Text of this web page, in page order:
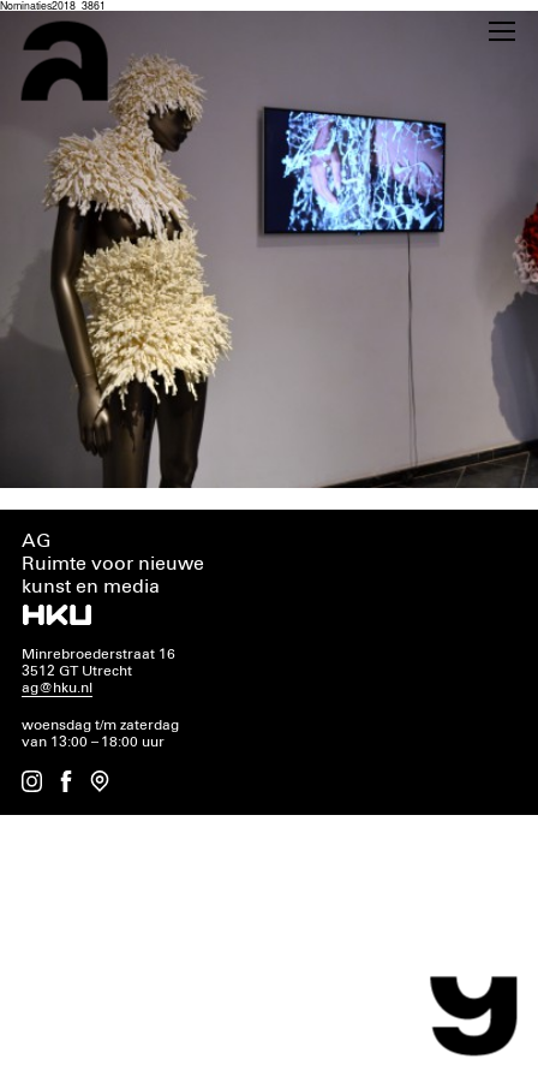
Nominaties2018_3861
AG
Ruimte voor nieuwe
kunst en media
Minrebroederstraat 16
3512 GT Utrecht
ag@hku.nl
woensdag t/m zaterdag
van 13:00 – 18:00 uur